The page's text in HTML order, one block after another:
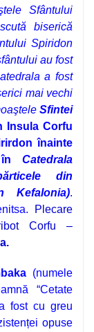
Sfântului
biserică
Spiridon
au fost
a fost
mai vechi
Sfintei
Insula Corfu
înainte
Catedrala
din
Kefalonia).
Plecare
Corfu –
(numele
“Cetate
fost cu greu
opuse